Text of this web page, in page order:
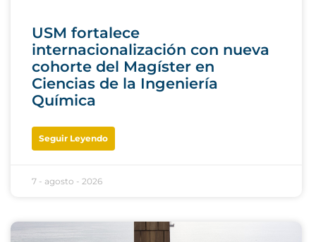
USM fortalece
internacionalización con nueva
cohorte del Magíster en
Ciencias de la Ingeniería
Química
Seguir Leyendo
7 - agosto - 2026